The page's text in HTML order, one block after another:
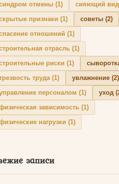
отмены (1) сияющий вид
признаки (1) советы (2)
отношений (1)
отрасль (1)
риски (1)
труда(1) увлажнение (2)
персоналом (1) уход
зависимость (1)
нагрузки (1)
записи